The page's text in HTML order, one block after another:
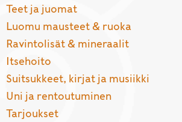
Teet ja juomat
Luomu mausteet & ruoka
Ravintolisät & mineraalit
Itsehoito
Suitsukkeet, kirjat ja musiikki
Uni ja rentoutuminen
Tarjoukset